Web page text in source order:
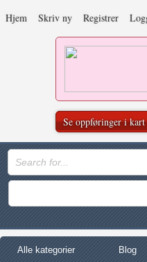
Hjem Skriv ny Registrer
Se oppføringer i kart
Alle kategorier Blog